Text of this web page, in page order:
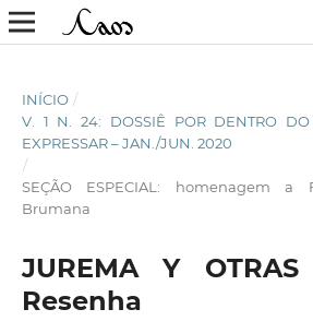
INÍCIO /
V. 1 N. 24: DOSSIÊ POR DENTRO
EXPRESSAR – JAN./JUN. 2020
/
SEÇÃO ESPECIAL: homenagem a
Brumana
JUREMA Y
Resenha